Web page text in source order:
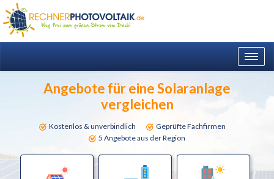
Angebote für eine Solaranlage
vergleichen
Kostenlos & unverbindlich
Geprüfte Fachfirmen
5 Angebote aus der Region